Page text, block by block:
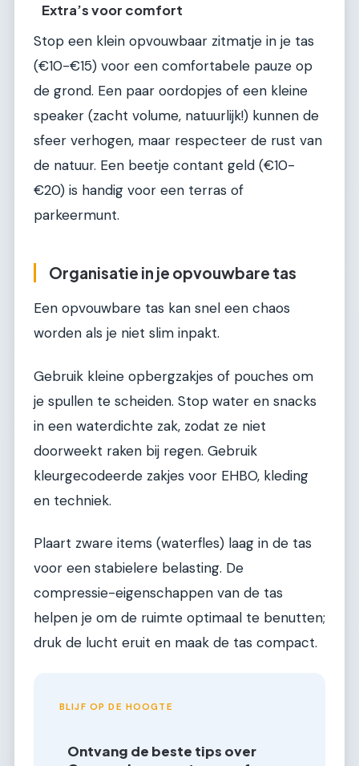
Extra’s voor comfort
Stop een klein opvouwbaar zitmatje in je tas
(€10-€15) voor een comfortabele pauze op
de grond. Een paar oordopjes of een kleine
speaker (zacht volume, natuurlijk!) kunnen de
sfeer verhogen, maar respecteer de rust van
de natuur. Een beetje contant geld (€10-
€20) is handig voor een terras of
parkeermunt.
Organisatie in je opvouwbare tas
Een opvouwbare tas kan snel een chaos
worden als je niet slim inpakt.
Gebruik kleine opbergzakjes of pouches om
je spullen te scheiden. Stop water en snacks
in een waterdichte zak, zodat ze niet
doorweekt raken bij regen. Gebruik
kleurgecodeerde zakjes voor EHBO, kleding
en techniek.
Plaart zware items (waterfles) laag in de tas
voor een stabielere belasting. De
compressie-eigenschappen van de tas
helpen je om de ruimte optimaal te benutten;
druk de lucht eruit en maak de tas compact.
BLIJF OP DE HOOGTE
Ontvang de beste tips over